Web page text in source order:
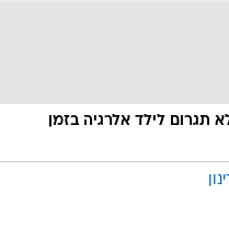
תגרום לילד אלרגיה בזמן